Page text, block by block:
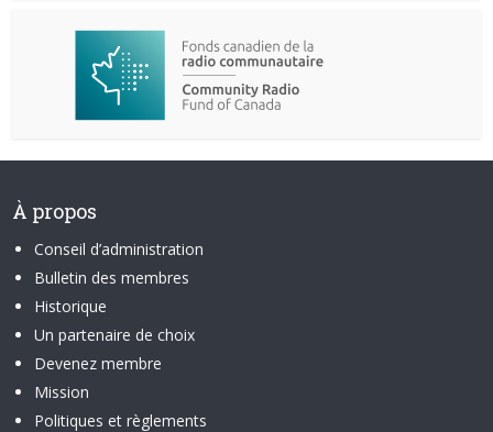
À propos
Conseil d’administration
Bulletin des membres
Historique
Un partenaire de choix
Devenez membre
Mission
Politiques et règlements